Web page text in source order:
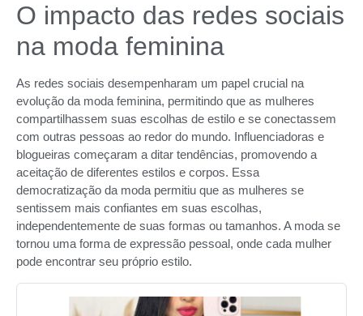
O impacto das redes sociais
na moda feminina
As redes sociais desempenharam um papel crucial na
evolução da moda feminina, permitindo que as mulheres
compartilhassem suas escolhas de estilo e se conectassem
com outras pessoas ao redor do mundo. Influenciadoras e
blogueiras começaram a ditar tendências, promovendo a
aceitação de diferentes estilos e corpos. Essa
democratização da moda permitiu que as mulheres se
sentissem mais confiantes em suas escolhas,
independentemente de suas formas ou tamanhos. A moda se
tornou uma forma de expressão pessoal, onde cada mulher
pode encontrar seu próprio estilo.